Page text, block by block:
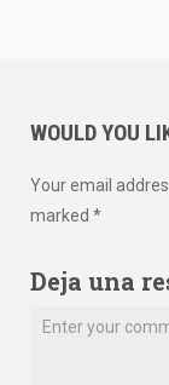
WOULD YOU
Your email
marked *
Deja una